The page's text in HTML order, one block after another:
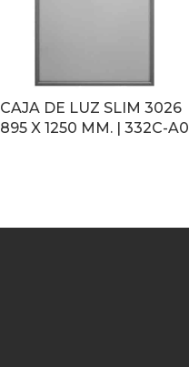
CAJA DE LUZ SLIM 3026
895 X 1250 MM. | 332C-A0